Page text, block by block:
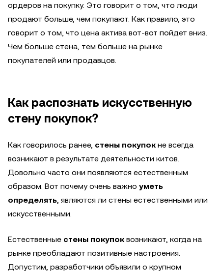
ордеров на покупку. Это говорит о том, что люди
продают больше, чем покупают. Как правило, это
говорит о том, что цена актива вот-вот пойдет вниз.
Чем больше стена, тем больше на рынке
покупателей или продавцов.
Как распознать искусственную
стену покупок?
Как говорилось ранее, стены покупок не всегда
возникают в результате деятельности китов.
Довольно часто они появляются естественным
образом. Вот почему очень важно уметь
определять , являются ли стены естественными или
искусственными.
Естественные стены покупок возникают, когда на
рынке преобладают позитивные настроения.
Допустим, разработчики объявили о крупном